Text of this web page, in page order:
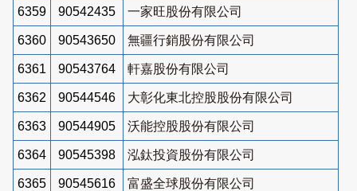
6359 90542435 一家旺股份有限公司
6360 90543650 無疆行銷股份有限公司
6361 90543764 軒嘉股份有限公司
6362 90544546 大彰化東北控股股份有限公司
6363 90544905 沃能控股股份有限公司
6364 90545398 泓鈦投資股份有限公司
6365 90545616 富盛全球股份有限公司